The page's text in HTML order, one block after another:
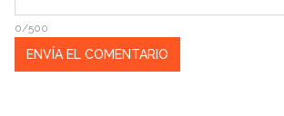
0/500